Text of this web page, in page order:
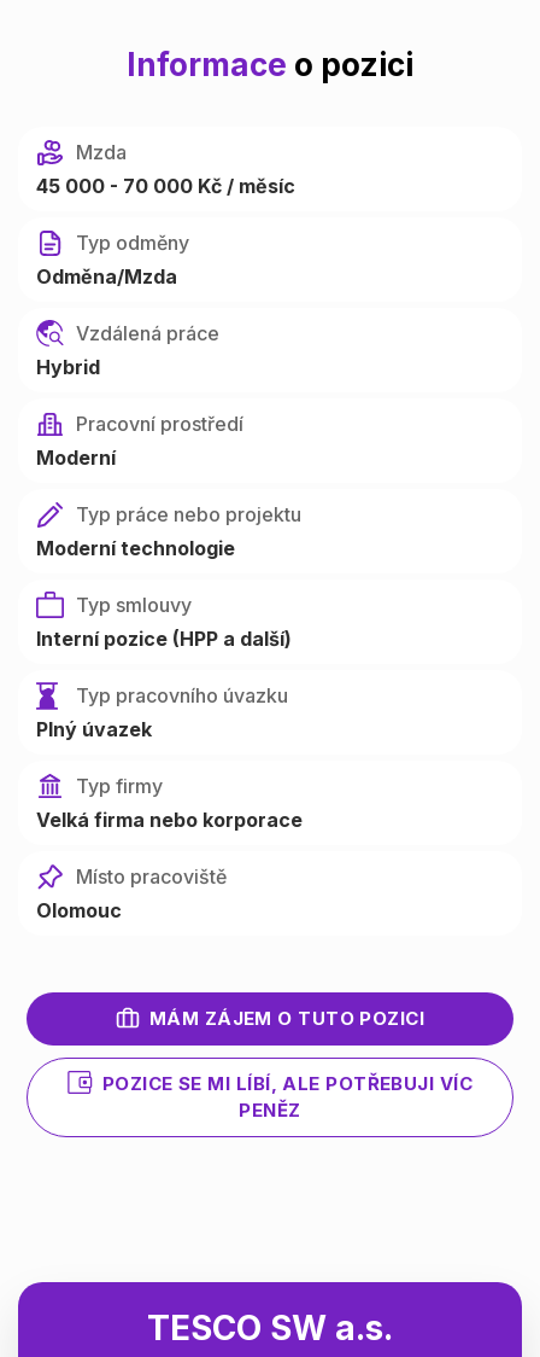
Informace o pozici
Mzda
45 000 - 70 000 Kč / měsíc
Typ odměny
Odměna/Mzda
Vzdálená práce
Hybrid
Pracovní prostředí
Moderní
Typ práce nebo projektu
Moderní technologie
Typ smlouvy
Interní pozice (HPP a další)
Typ pracovního úvazku
Plný úvazek
Typ firmy
Velká firma nebo korporace
Místo pracoviště
Olomouc
MÁM ZÁJEM O TUTO POZICI
POZICE SE MI LÍBÍ, ALE POTŘEBUJI VÍC
PENĚZ
TESCO SW a.s.